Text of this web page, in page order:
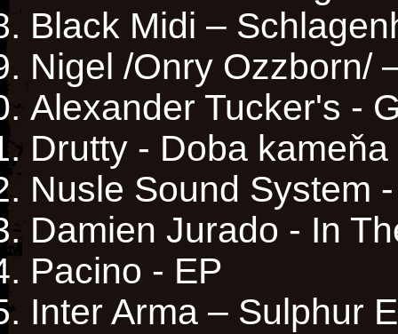
Black Midi –
Nigel /Onry Ozzborn/
Alexander Tucker's -
Drutty - Doba kameňa
Nusle Sound System
Damien Jurado - In
Pacino - EP
Inter Arma – Sulphur